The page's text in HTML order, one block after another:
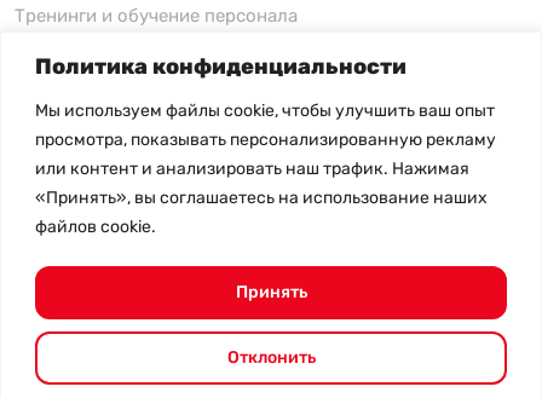
Политика конфиденциальности
Мы используем файлы cookie, чтобы улучшить ваш опыт
просмотра, показывать персонализированную рекламу
или контент и анализировать наш трафик. Нажимая
«Принять», вы соглашаетесь на использование наших
файлов cookie.
Отклонить
Принять
Тренинги и обучение персонала
xFusion
xFusion
xFusion AI Solution
Цены на товары не являются публичной офертой и
- Политика конфиденциальности- Возврат товара
© 2026.SHANGHAI SYSTEM ENGINEERING.Все права
защищены.